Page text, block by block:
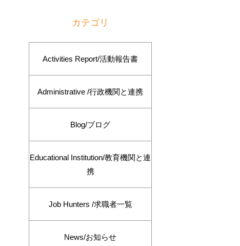
カテゴリ
Activities Report/活動報告書
Administrative /行政機関と連携
Blog/ブログ
Educational Institution/教育機関と連
携
Job Hunters /求職者一覧
News/お知らせ